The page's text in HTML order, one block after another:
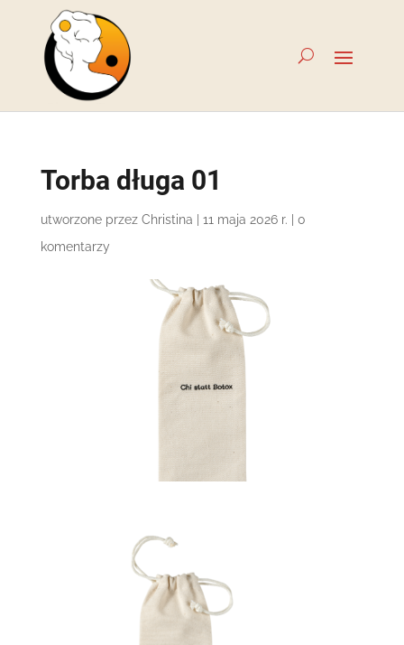
Torba długa 01
utworzone przez Christina 11 maja 2026 r.
0
komentarzy